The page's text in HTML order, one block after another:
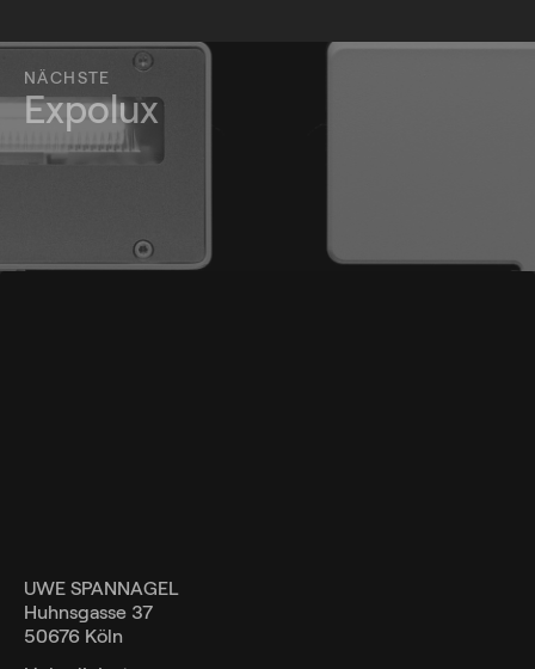
NÄCHSTE
Expolux
UWE SPANNAGEL
Huhnsgasse 37
50676 Köln